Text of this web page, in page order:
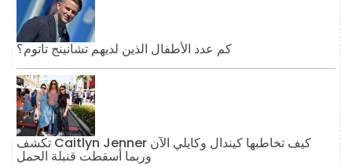
كم عدد الأطفال الذين لديهم تشانينج تاتوم؟
تكشف Caitlyn Jenner كيف تخاطبها كيندال وكايلي الآن
وربما أسقطت قنبلة الحمل